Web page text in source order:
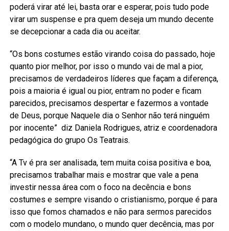
poderá virar até lei, basta orar e esperar, pois tudo pode
virar um suspense e pra quem deseja um mundo decente
se decepcionar a cada dia ou aceitar.
“Os bons costumes estão virando coisa do passado, hoje
quanto pior melhor, por isso o mundo vai de mal a pior,
precisamos de verdadeiros líderes que façam a diferença,
pois a maioria é igual ou pior, entram no poder e ficam
parecidos, precisamos despertar e fazermos a vontade
de Deus, porque Naquele dia o Senhor não terá ninguém
por inocente” diz Daniela Rodrigues, atriz e coordenadora
pedagógica do grupo Os Teatrais.
“A Tv é pra ser analisada, tem muita coisa positiva e boa,
precisamos trabalhar mais e mostrar que vale a pena
investir nessa área com o foco na decência e bons
costumes e sempre visando o cristianismo, porque é para
isso que fomos chamados e não para sermos parecidos
com o modelo mundano, o mundo quer decência, mas por